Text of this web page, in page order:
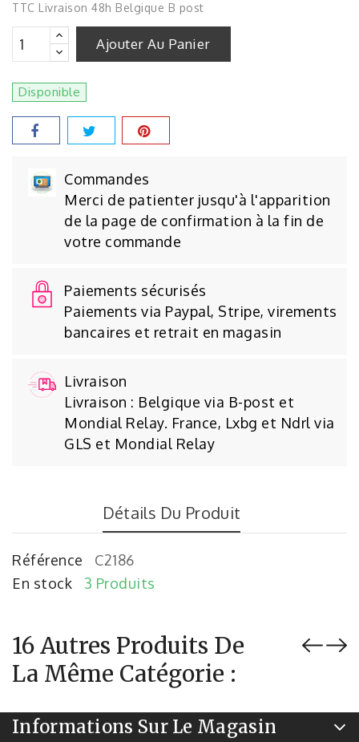
TTC Livraison 48h Belgique B post
Ajouter Au Panier
Disponible
Commandes
Merci de patienter jusqu'à l'apparition
de la page de confirmation à la fin de
votre commande
Paiements sécurisés
Paiements via Paypal, Stripe, virements
bancaires et retrait en magasin
Livraison
Livraison : Belgique via B-post et
Mondial Relay. France, Lxbg et Ndrl via
GLS et Mondial Relay
Détails Du Produit
Référence
C2186
En stock
3 Produits
16 Autres Produits De
La Même Catégorie :
Informations Sur Le Magasin